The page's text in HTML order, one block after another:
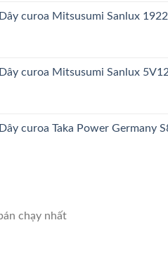
Dây curoa Mitsusumi Sanlux
Dây curoa Mitsusumi Sanlux
Dây curoa Taka Power Germany
chạy nhất